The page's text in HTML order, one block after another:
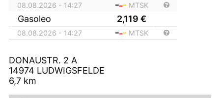
08.08.2026 - 14:27 MTSK
Gasoleo 2,119 €
08.08.2026 - 14:27 MTSK
DONAUSTR. 2 A
14974 LUDWIGSFELDE
6,7 km